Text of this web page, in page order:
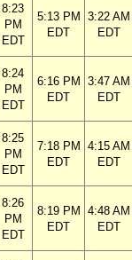
8:23
PM
EDT
5:13 PM
EDT
3:22 AM
EDT
8:24
PM
EDT
6:16 PM
EDT
3:47 AM
EDT
8:25
PM
EDT
7:18 PM
EDT
4:15 AM
EDT
8:26
PM
EDT
8:19 PM
EDT
4:48 AM
EDT